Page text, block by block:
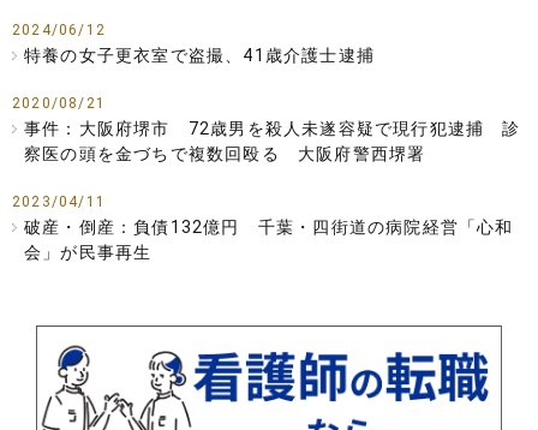
2024/06/12
特養の女子更衣室で盗撮、41歳介護士逮捕
2020/08/21
事件：大阪府堺市 72歳男を殺人未遂容疑で現行犯逮捕 診
察医の頭を金づちで複数回殴る 大阪府警西堺署
2023/04/11
破産・倒産：負債132億円 千葉・四街道の病院経営「心和
会」が民事再生